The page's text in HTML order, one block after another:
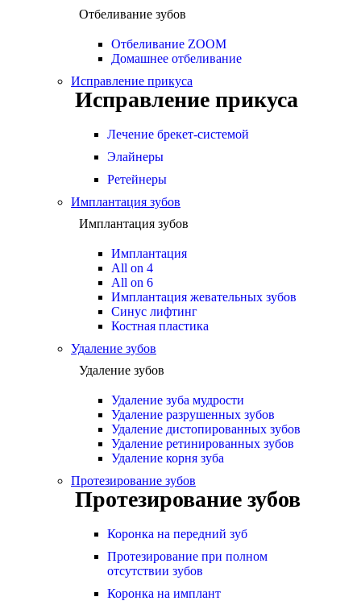
Отбеливание зубов
Отбеливание ZOOM
Домашнее отбеливание
Исправление прикуса
Исправление прикуса
Лечение брекет-системой
Элайнеры
Ретейнеры
Имплантация зубов
Имплантация зубов
Имплантация
All on 4
All on 6
Имплантация жевательных зубов
Синус лифтинг
Костная пластика
Удаление зубов
Удаление зубов
Удаление зуба мудрости
Удаление разрушенных зубов
Удаление дистопированных зубов
Удаление ретинированных зубов
Удаление корня зуба
Протезирование зубов
Протезирование зубов
Коронка на передний зуб
Протезирование при полном
отсутствии зубов
Коронка на имплант